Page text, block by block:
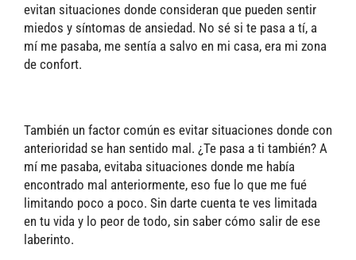
evitan situaciones donde consideran que pueden sentir
miedos y síntomas de ansiedad. No sé si te pasa a tí, a
mí me pasaba, me sentía a salvo en mi casa, era mi zona
de confort.
También un factor común es evitar situaciones donde con
anterioridad se han sentido mal. ¿Te pasa a ti también? A
mí me pasaba, evitaba situaciones donde me había
encontrado mal anteriormente, eso fue lo que me fué
limitando poco a poco. Sin darte cuenta te ves limitada
en tu vida y lo peor de todo, sin saber cómo salir de ese
laberinto.